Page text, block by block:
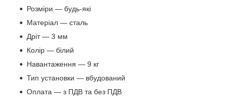
Розміри — будь-які
Матеріал — сталь
Дріт — 3 мм
Колір — білий
Навантаження — 9 кг
Тип установки — вбудований
Оплата — з ПДВ та без ПДВ